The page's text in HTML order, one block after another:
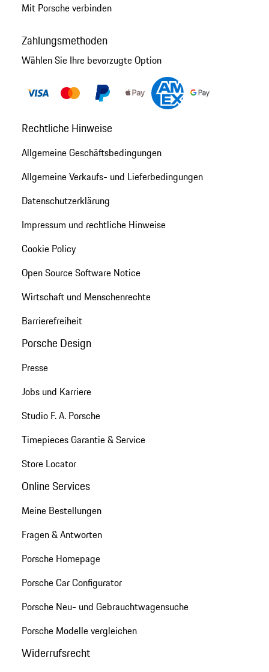
Mit Porsche verbinden
Zahlungsmethoden
Wählen Sie Ihre bevorzugte Option
Rechtliche Hinweise
Allgemeine Geschäftsbedingungen
Allgemeine Verkaufs- und Lieferbedingungen
Datenschutzerklärung
Impressum und rechtliche Hinweise
Cookie Policy
Open Source Software Notice
Wirtschaft und Menschenrechte
Barrierefreiheit
Porsche Design
Presse
Jobs und Karriere
Studio F. A. Porsche
Timepieces Garantie & Service
Store Locator
Online Services
Meine Bestellungen
Fragen & Antworten
Porsche Homepage
Porsche Car Configurator
Porsche Neu- und Gebrauchtwagensuche
Porsche Modelle vergleichen
Widerrufsrecht